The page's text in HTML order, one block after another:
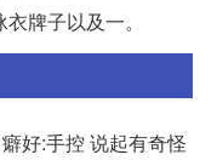
牌子以及一。
好:手控 说起有奇怪